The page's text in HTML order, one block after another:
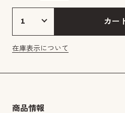
カー
在庫表示について
商品情報